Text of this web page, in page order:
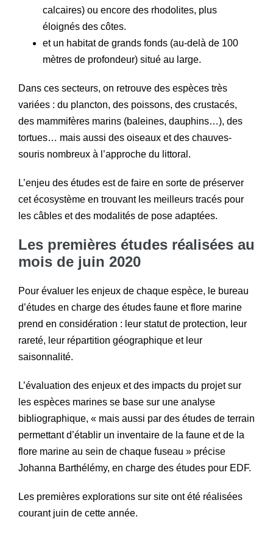
calcaires) ou encore des rhodolites, plus
éloignés des côtes.
et un habitat de grands fonds (au-delà de 100
mètres de profondeur) situé au large.
Dans ces secteurs, on retrouve des espèces très
variées : du plancton, des poissons, des crustacés,
des mammifères marins (baleines, dauphins…), des
tortues… mais aussi des oiseaux et des chauves-
souris nombreux à l’approche du littoral.
L’enjeu des études est de faire en sorte de préserver
cet écosystème en trouvant les meilleurs tracés pour
les câbles et des modalités de pose adaptées.
Les premières études réalisées au
mois de juin 2020
Pour évaluer les enjeux de chaque espèce, le bureau
d’études en charge des études faune et flore marine
prend en considération : leur statut de protection, leur
rareté, leur répartition géographique et leur
saisonnalité.
L’évaluation des enjeux et des impacts du projet sur
les espèces marines se base sur une analyse
bibliographique, « mais aussi par des études de terrain
permettant d’établir un inventaire de la faune et de la
flore marine au sein de chaque fuseau » précise
Johanna Barthélémy, en charge des études pour EDF.
Les premières explorations sur site ont été réalisées
courant juin de cette année.